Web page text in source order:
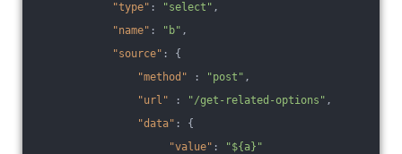
"type" : "select" ,
"name" : "b" ,
"source" : {
"method" : "post" ,
"url" : "/get-related-options" ,
"data" : {
"value" :
"${a}"